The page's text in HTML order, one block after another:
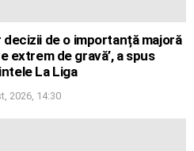
decizii de o importanță majoră
extrem de gravă’, a spus
La Liga
2026, 14:30